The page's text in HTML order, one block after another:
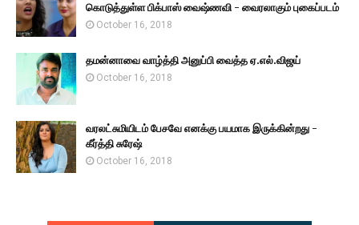
கொடுத்துள்ள பிக்பாஸ் வைஷ்ணவி - வைரலாகும் புகைப்படம்
October 16, 2018
தமன்னாவை வாழ்த்தி அனுப்பி வைத்த ஏ.எல்.விஜய்
October 16, 2018
வரலட்சுமியிடம் பேசவே எனக்கு பயமாக இருக்கின்றது -
கீர்த்தி சுரேஷ்
October 16, 2018